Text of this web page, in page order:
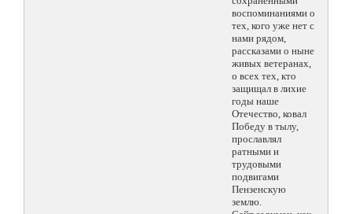
воспоминаниями о
тех, кого уже нет с
нами рядом,
рассказами о ныне
живых ветеранах,
о всех тех, кто
защищал в лихие
годы наше
Отечество, ковал
Победу в тылу,
прославлял
ратными и
трудовыми
подвигами
Пензенскую
землю.